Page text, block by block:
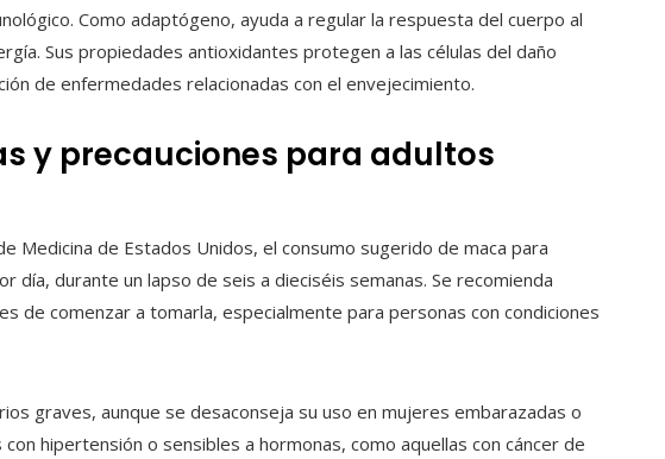
Como adaptógeno, ayuda a regular la respuesta del cuerpo al
Sus propiedades antioxidantes protegen a las células del daño
de enfermedades relacionadas con el envejecimiento.
y precauciones para adultos
Medicina de Estados Unidos, el consumo sugerido de maca para
día, durante un lapso de seis a dieciséis semanas. Se recomienda
de comenzar a tomarla, especialmente para personas con condiciones
graves, aunque se desaconseja su uso en mujeres embarazadas o
hipertensión o sensibles a hormonas, como aquellas con cáncer de